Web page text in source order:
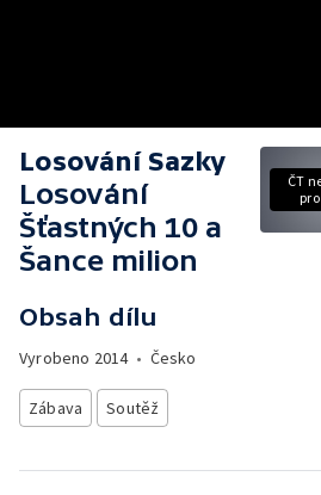
Losování Sazky
Losování
Šťastných 10 a
Šance milion
Obsah dílu
Vyrobeno 2014• Česko
Zábava Soutěž
ČT